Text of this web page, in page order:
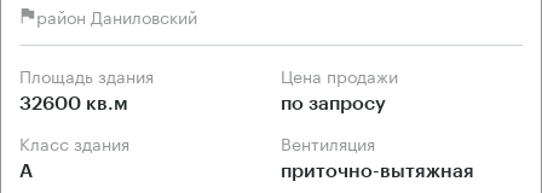
район Даниловский
Площадь здания
32600 кв.м
Цена продажи
по запросу
Класс здания
А
Вентиляция
приточно-вытяжная